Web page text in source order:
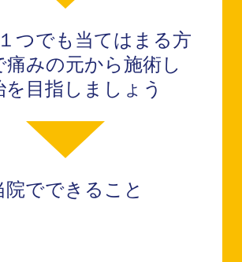
つでも当てはまる方
痛みの元から施術し
を目指しましょう
院でできること